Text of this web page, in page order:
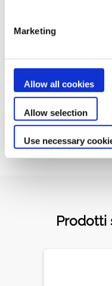
Marketing
Allow all cookies
Allow selection
Use necessary
Download di
Prodotti